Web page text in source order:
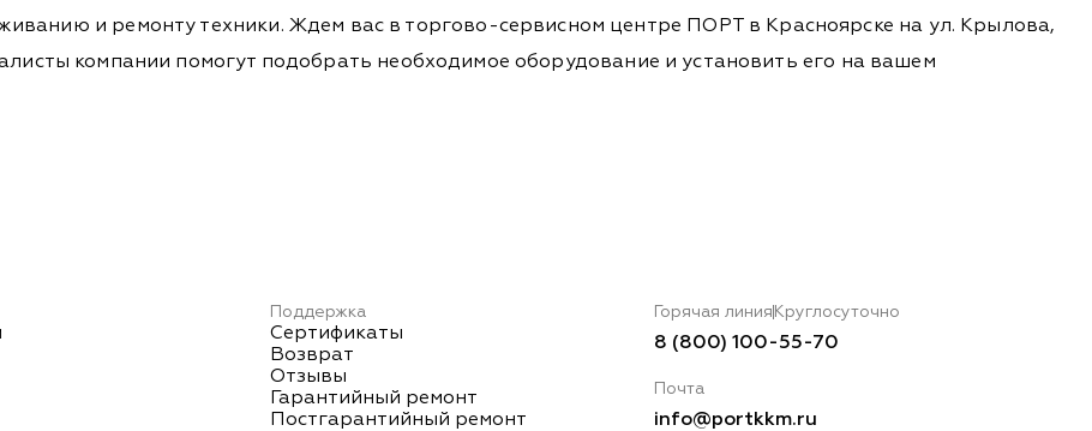
и ремонту техники. Ждем вас в торгово-сервисном центре ПОРТ в Красноярске на ул. Крылова,
компании помогут подобрать необходимое оборудование и установить его на вашем
Поддержка
Сертификаты
Возврат
Отзывы
Гарантийный ремонт
Постгарантийный ремонт
Горячая линия Круглосуточно
8 (800) 100-55-70
Почта
info@portkkm.ru